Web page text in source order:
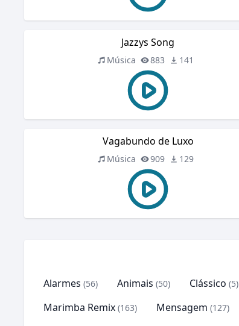
Jazzys Song
Música 883 141
Vagabundo de Luxo
Música 909 129
Alarmes (56) Animais (50) Clássico (5)
Marimba Remix (163) Mensagem (127)